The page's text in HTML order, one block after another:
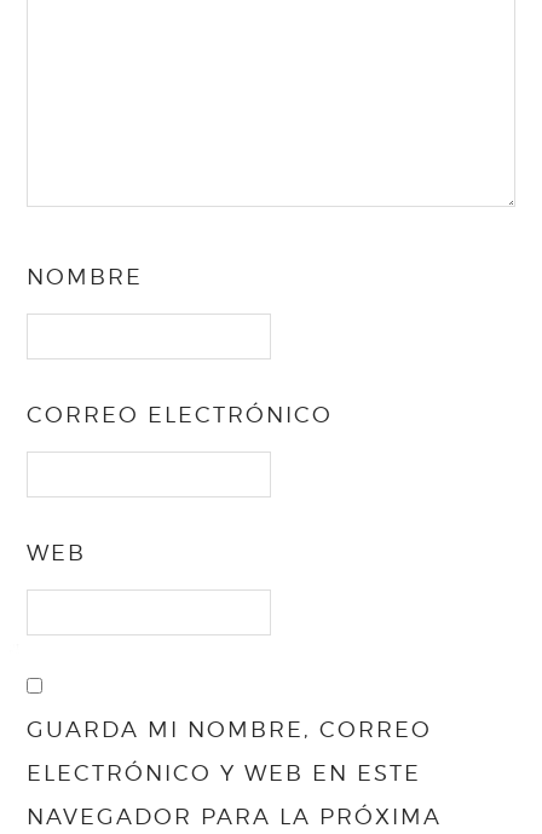
NOMBRE
CORREO ELECTRÓNICO
WEB
GUARDA MI NOMBRE, CORREO
ELECTRÓNICO Y WEB EN ESTE
NAVEGADOR PARA LA PRÓXIMA